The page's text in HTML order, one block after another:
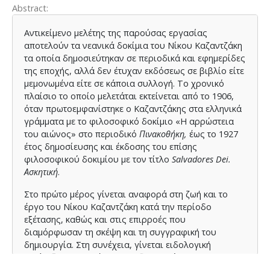
Abstract
Αντικείμενο μελέτης της παρούσας εργασίας
αποτελούν τα νεανικά δοκίμια του Νίκου Καζαντζάκη
τα οποία δημοσιεύτηκαν σε περιοδικά και εφημερίδες
της εποχής, αλλά δεν έτυχαν εκδόσεως σε βιβλίο είτε
μεμονωμένα είτε σε κάποια συλλογή. Το χρονικό
πλαίσιο το οποίο μελετάται εκτείνεται από το 1906,
όταν πρωτοεμφανίστηκε ο Καζαντζάκης στα ελληνικά
γράμματα με το φιλοσοφικό δοκίμιο «Η αρρώστεια
του αιώνος» στο περιοδικό Πινακοθήκη, έως το 1927
έτος δημοσίευσης και έκδοσης του επίσης
φιλοσοφικού δοκιμίου με τον τίτλοSalvadores Dei.
Ασκητική.
Στο πρώτο μέρος γίνεται αναφορά στη ζωή και το
έργο του Νίκου Καζαντζάκη κατά την περίοδο
εξέτασης, καθώς και στις επιρροές που
διαμόρφωσαν τη σκέψη και τη συγγραφική του
δημιουργία. Στη συνέχεια, γίνεται ειδολογική